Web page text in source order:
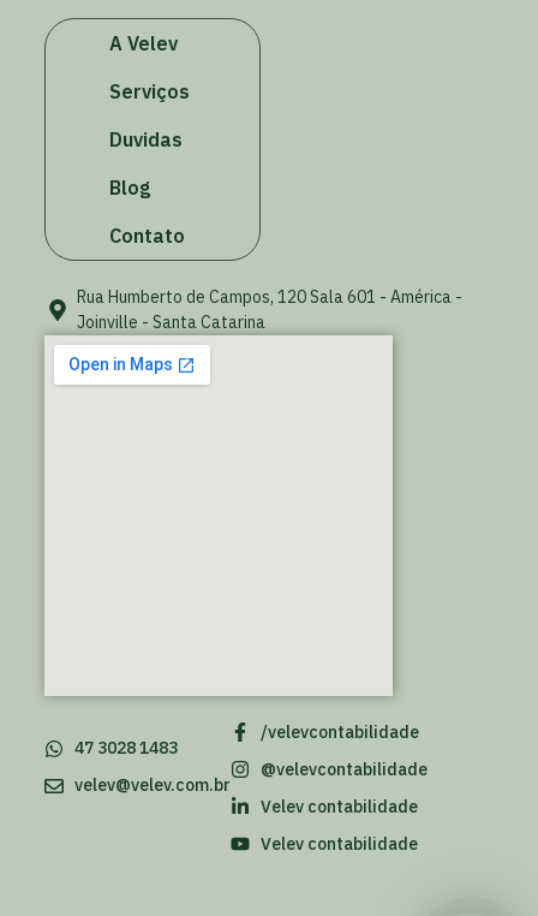
A Velev
Serviços
Duvidas
Blog
Contato
Rua Humberto de Campos, 120 Sala 601 - América -
Joinville - Santa Catarina
/velevcontabilidade
@velevcontabilidade
Velev contabilidade
Velev contabilidade
47 3028 1483
velev@velev.com.br